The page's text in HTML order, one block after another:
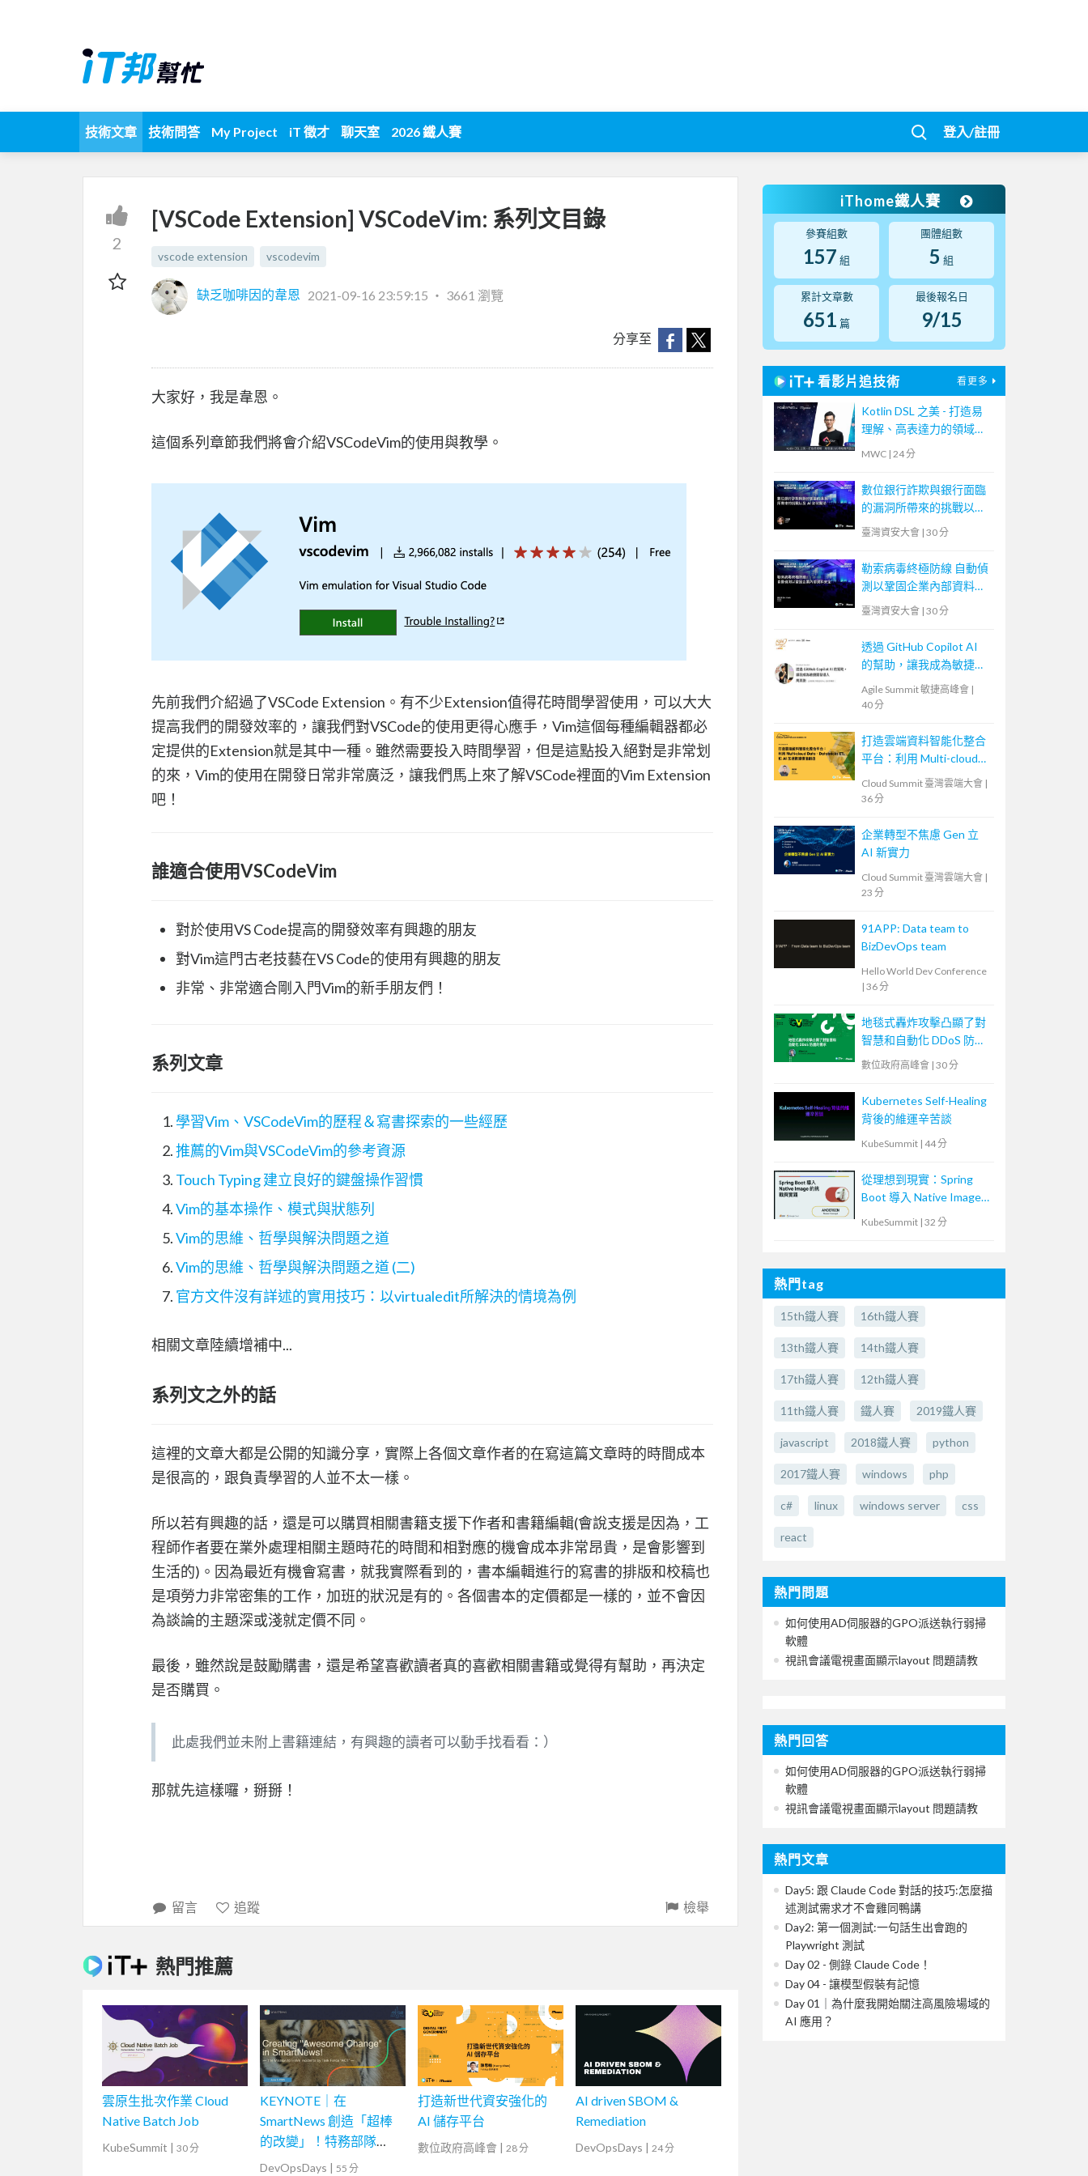
技術文章 技術問答 My Project iT 徵才 聊天室 2026 鐵人賽 登入/註冊
2
[VSCode Extension] VSCodeVim: 系列文目錄
vscode extension vscodevim
缺乏咖啡因的韋恩 2021-09-16 23:59:15 ‧ 3661 瀏覽
分享至
大家好，我是韋恩。
這個系列章節我們將會介紹VSCodeVim的使用與教學。
先前我們介紹過了VSCode Extension。有不少Extension值得花時間學習使用，可以大大
提高我們的開發效率的，讓我們對VSCode的使用更得心應手，Vim這個每種編輯器都必
定提供的Extension就是其中一種。雖然需要投入時間學習，但是這點投入絕對是非常划
的來，Vim的使用在開發日常非常廣泛，讓我們馬上來了解VSCode裡面的Vim Extension
吧！
誰適合使用VSCodeVim
對於使用VS Code提高的開發效率有興趣的朋友
對Vim這門古老技藝在VS Code的使用有興趣的朋友
非常、非常適合剛入門Vim的新手朋友們！
系列文章
學習Vim、VSCodeVim的歷程＆寫書探索的一些經歷
推薦的Vim與VSCodeVim的參考資源
Touch Typing 建立良好的鍵盤操作習慣
Vim的基本操作、模式與狀態列
Vim的思維、哲學與解決問題之道
Vim的思維、哲學與解決問題之道 (二)
官方文件沒有詳述的實用技巧：以virtualedit所解決的情境為例
相關文章陸續增補中...
系列文之外的話
這裡的文章大都是公開的知識分享，實際上各個文章作者的在寫這篇文章時的時間成本
是很高的，跟負責學習的人並不太一樣。
所以若有興趣的話，還是可以購買相關書籍支援下作者和書籍編輯(會說支援是因為，工
程師作者要在業外處理相關主題時花的時間和相對應的機會成本非常昂貴，是會影響到
生活的)。因為最近有機會寫書，就我實際看到的，書本編輯進行的寫書的排版和校稿也
是項勞力非常密集的工作，加班的狀況是有的。各個書本的定價都是一樣的，並不會因
為談論的主題深或淺就定價不同。
最後，雖然說是鼓勵購書，還是希望喜歡讀者真的喜歡相關書籍或覺得有幫助，再決定
是否購買。
此處我們並未附上書籍連結，有興趣的讀者可以動手找看看：）
那就先這樣囉，掰掰！
留言 追蹤 檢舉
熱門推薦
雲原生批次作業 Cloud
Native Batch Job
KubeSummit | 30 分
KEYNOTE｜在
SmartNews 創造「超棒
的改變」！特務部隊
「ACT」挑戰的事故減半
DevOpsDays | 55 分
打造新世代資安強化的
AI 儲存平台
數位政府高峰會 | 28 分
AI driven SBOM &
Remediation
DevOpsDays | 24 分
iThome鐵人賽
參賽組數
157 組
團體組數
5 組
累計文章數
651 篇
最後報名日
9/15
看影片追技術 看更多
Kotlin DSL 之美 - 打造易
理解、高表達力的領域專
MWC | 24 分
數位銀行詐欺與銀行面臨
的漏洞所帶來的挑戰以及
AI 如何幫助
臺灣資安大會 | 30 分
勒索病毒終極防線 自動偵
測以鞏固企業內部資料安
全
臺灣資安大會 | 30 分
透過 GitHub Copilot AI
的幫助，讓我成為敏捷開
Agile Summit 敏捷高峰會 |
40 分
打造雲端資料智能化整合
平台：利用 Multi-cloud
Data、Databricks ETL 和
AI 加速數據價值創造
Cloud Summit 臺灣雲端大會 |
36 分
企業轉型不焦慮 Gen 立
AI 新實力
Cloud Summit 臺灣雲端大會 |
23 分
91APP: Data team to
BizDevOps team
Hello World Dev Conference
| 36 分
地毯式轟炸攻擊凸顯了對
智慧和自動化 DDoS 防護
的需求
數位政府高峰會 | 30 分
Kubernetes Self-Healing
背後的維運辛苦談
KubeSummit | 44 分
從理想到現實：Spring
Boot 導入 Native Image
KubeSummit | 32 分
熱門tag
15th鐵人賽 16th鐵人賽
13th鐵人賽 14th鐵人賽
17th鐵人賽 12th鐵人賽
11th鐵人賽 鐵人賽 2019鐵人賽
javascript 2018鐵人賽 python
2017鐵人賽 windows php
c# linux windows server css
react
熱門問題
如何使用AD伺服器的GPO派送執行弱掃
軟體
視訊會議電視畫面顯示layout 問題請教
熱門回答
如何使用AD伺服器的GPO派送執行弱掃
軟體
視訊會議電視畫面顯示layout 問題請教
熱門文章
Day5: 跟 Claude Code 對話的技巧:怎麼描
述測試需求才不會雞同鴨講
Day2: 第一個測試:一句話生出會跑的
Playwright 測試
Day 02 - 側錄 Claude Code！
Day 04 - 讓模型假裝有記憶
Day 01｜為什麼我開始關注高風險場域的
AI 應用？